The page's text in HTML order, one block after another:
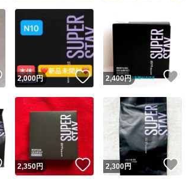
Yahoo!フリマが定めた一定の基準を満たしたユー
安心取引出品者
安心取引出品者 Yahoo!フリマの基準をク
取引実績
取引実績◯+ このユーザーはYahoo!フ
他フリマ実績◯+ このユーザーは他フリマ
この商品の情報を
商品画像の無断転載は禁止されています
コピーは 1商品につき1回です
出品ページ
いいね！
2,000円 いいね！
2,400円
いいね！
2,350円 いいね！
2,300円